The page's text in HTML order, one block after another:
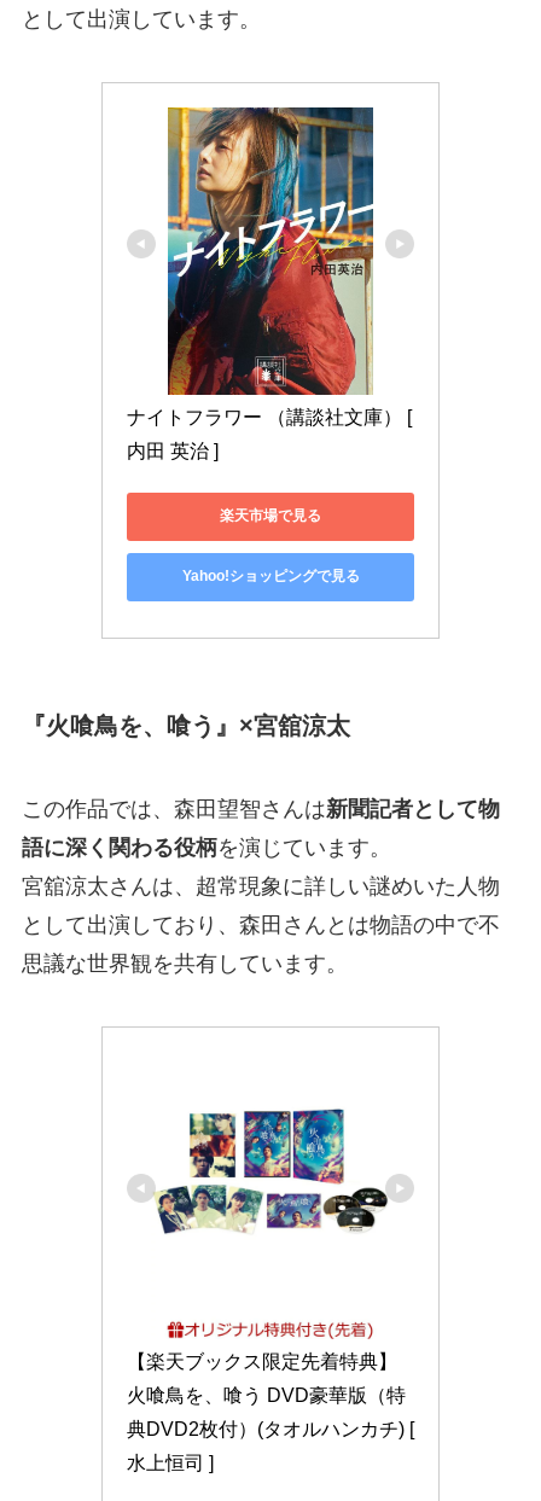
として出演しています。
ナイトフラワー （講談社文庫） [
内田 英治 ]
楽天市場で見る
Yahoo!ショッピングで見る
『火喰鳥を、喰う』×宮舘涼太
この作品では、森田望智さんは新聞記者として物
語に深く関わる役柄を演じています。
宮舘涼太さんは、超常現象に詳しい謎めいた人物
として出演しており、森田さんとは物語の中で不
思議な世界観を共有しています。
【楽天ブックス限定先着特典】
火喰鳥を、喰う DVD豪華版（特
典DVD2枚付）(タオルハンカチ) [
水上恒司 ]